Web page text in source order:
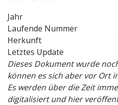
Jahr
Laufende Nummer
Herkunft
Letztes Update
Dieses Dokument wurde
können es sich aber vor Ort
Es werden über die Zeit
digitalisiert und hier